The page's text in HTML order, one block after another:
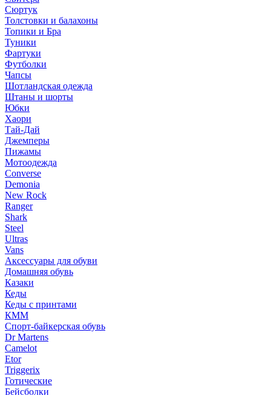
Сюртук
Толстовки и балахоны
Топики и Бра
Туники
Фартуки
Футболки
Чапсы
Шотландская одежда
Штаны и шорты
Юбки
Хаори
Тай-Дай
Джемперы
Пижамы
Мотоодежда
Converse
Demonia
New Rock
Ranger
Shark
Steel
Ultras
Vans
Аксессуары для обуви
Домашняя обувь
Казаки
Кеды
Кеды с принтами
КММ
Спорт-байкерская обувь
Dr Martens
Camelot
Etor
Triggerix
Готические
Бейсболки